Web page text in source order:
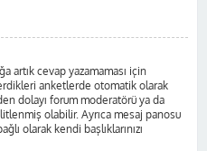
artık cevap yazamaması için
anketlerde otomatik olarak
dolayı forum moderatörü ya da
olabilir. Ayrıca mesaj panosu
olarak kendi başlıklarınızı